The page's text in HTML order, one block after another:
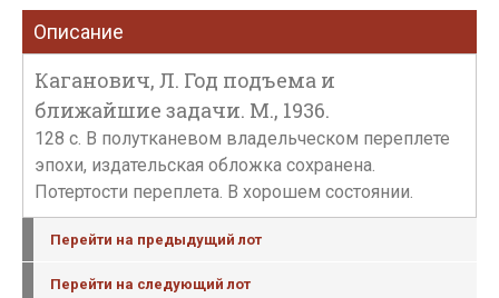
Описание
Каганович, Л. Год подъема и
ближайшие задачи. М., 1936.
128 с. В полутканевом владельческом переплете
эпохи, издательская обложка сохранена.
Потертости переплета. В хорошем состоянии.
Перейти на предыдущий лот
Перейти на следующий лот